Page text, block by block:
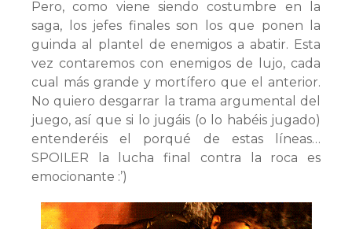
Pero, como viene siendo costumbre en la
saga, los jefes finales son los que ponen la
guinda al plantel de enemigos a abatir. Esta
vez contaremos con enemigos de lujo, cada
cual más grande y mortífero que el anterior.
No quiero desgarrar la trama argumental del
juego, así que si lo jugáis (o lo habéis jugado)
entenderéis el porqué de estas líneas…
SPOILER la lucha final contra la roca es
emocionante :’)